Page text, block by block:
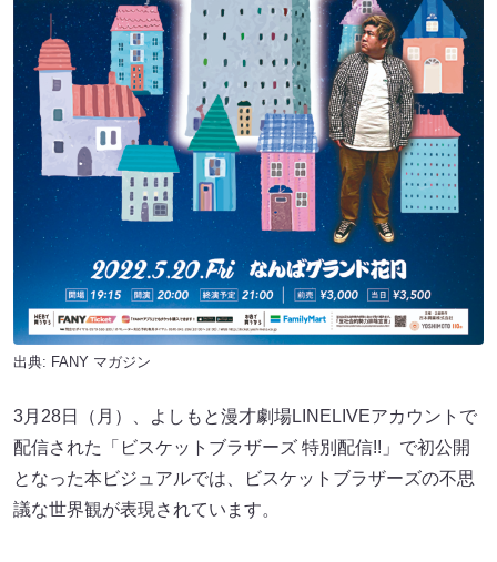
出典: FANY マガジン
3月28日（月）、よしもと漫才劇場LINELIVEアカウントで
配信された「ビスケットブラザーズ 特別配信!!」で初公開
となった本ビジュアルでは、ビスケットブラザーズの不思
議な世界観が表現されています。